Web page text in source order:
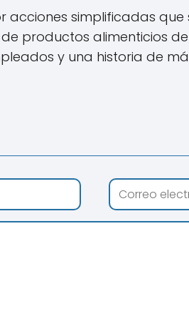
acciones simplificadas
productos alimenticios
y una historia de